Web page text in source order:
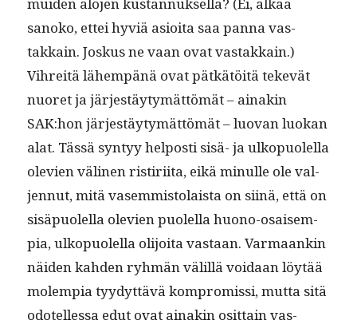
sanoko, ettei hyviä asioi­ta saa pan­na vas­
takkain. Joskus ne vaan ovat vas­takkain.)
Vihre­itä lähempänä ovat pätkätöitä tekevät
nuoret ja jär­jestäy­tymät­tömät – ainakin
SAK:hon jär­jestäy­tymät­tömät – luo­van luokan
alat. Tässä syn­tyy hel­posti sisä- ja ulkop­uolel­la
ole­vien väli­nen ris­tiri­ita, eikä min­ulle ole val­
jen­nut, mitä vasem­mis­to­laista on siinä, että on
sisäpuolel­la ole­vien puolel­la huono-osaisem­
pia, ulkop­uolel­la oli­joi­ta vas­taan. Var­maankin
näi­den kah­den ryh­män välil­lä voidaan löytää
molem­pia tyy­dyt­tävä kom­pro­mis­si, mut­ta sitä
odotel­lessa edut ovat ainakin osit­tain vas­